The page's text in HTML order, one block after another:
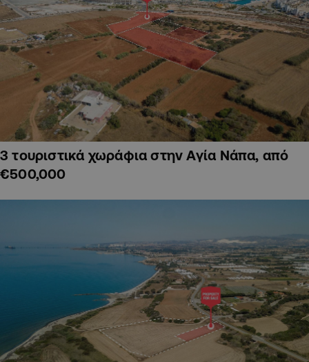
3 τουριστικά χωράφια στην Αγία Νάπα, από
€500,000